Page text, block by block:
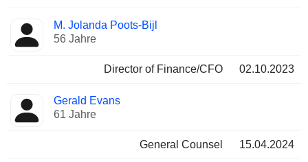
M. Jolanda Poots-Bijl
56 Jahre
Director of Finance/CFO 02.10.2023
Gerald Evans
61 Jahre
General Counsel 15.04.2024